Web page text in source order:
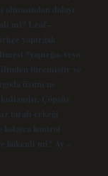
dolayı
mi? Leaf –
yapirġak
*yapırğa- veya
türemiştir ve
üzüm ne
Çöpsüz
tarafı erkeği
kontrol
kökenli mi? Ay –